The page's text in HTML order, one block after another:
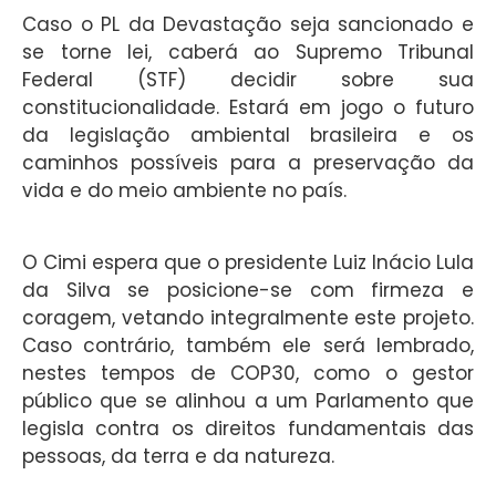
Caso o PL da Devastação seja sancionado e
se torne lei, caberá ao Supremo Tribunal
Federal (STF) decidir sobre sua
constitucionalidade. Estará em jogo o futuro
da legislação ambiental brasileira e os
caminhos possíveis para a preservação da
vida e do meio ambiente no país.
O Cimi espera que o presidente Luiz Inácio Lula
da Silva se posicione-se com firmeza e
coragem, vetando integralmente este projeto.
Caso contrário, também ele será lembrado,
nestes tempos de COP30, como o gestor
público que se alinhou a um Parlamento que
legisla contra os direitos fundamentais das
pessoas, da terra e da natureza.